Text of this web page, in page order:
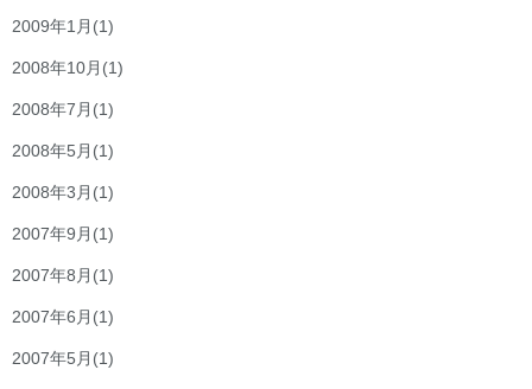
2009年1月 (1)
2008年10月 (1)
2008年7月 (1)
2008年5月 (1)
2008年3月 (1)
2007年9月 (1)
2007年8月 (1)
2007年6月 (1)
2007年5月 (1)